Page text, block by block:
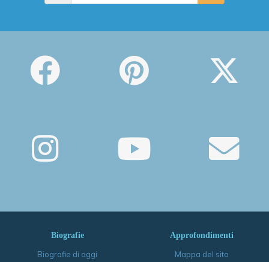
Biografie
Biografie di oggi
Approfondimenti
Mappa del sito